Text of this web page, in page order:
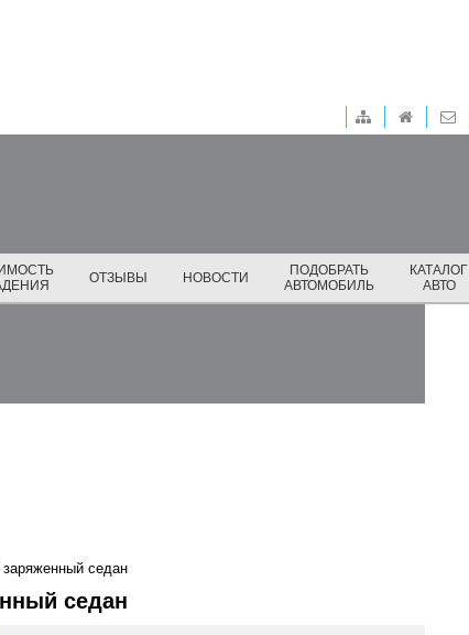
ОТЗЫВЫ НОВОСТИ
ПОДОБРАТЬ
АВТОМОБИЛЬ
КАТАЛОГ
АВТО
седан
седан